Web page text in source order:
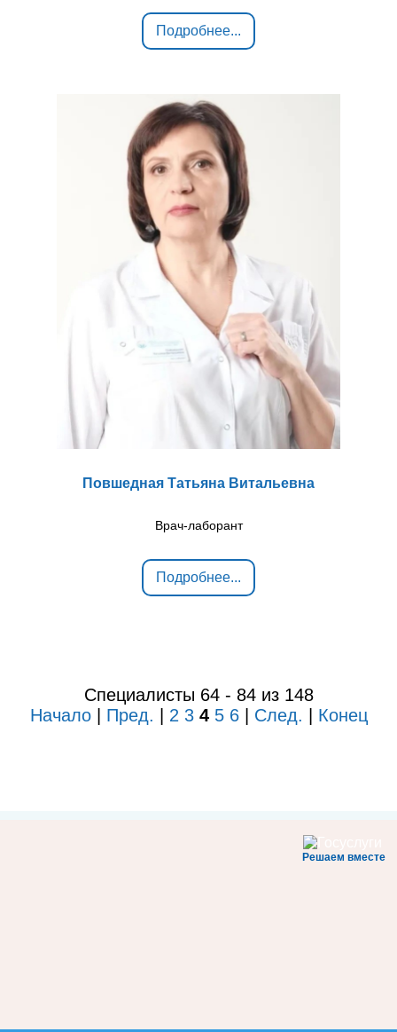
Подробнее...
Повшедная Татьяна Витальевна
Врач-лаборант
Подробнее...
Специалисты 64 - 84 из 148
Начало| Пред. 2 3 4 5 6| След. Конец
Решаем вместе